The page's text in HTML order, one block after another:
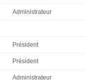
Administrateur
Président
Président
Administrateur